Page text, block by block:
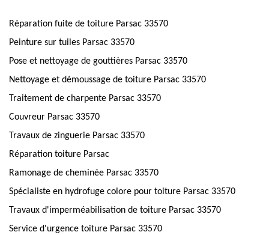
Réparation fuite de toiture Parsac 33570
Peinture sur tuiles Parsac 33570
Pose et nettoyage de gouttières Parsac 33570
Nettoyage et démoussage de toiture Parsac 33570
Traitement de charpente Parsac 33570
Couvreur Parsac 33570
Travaux de zinguerie Parsac 33570
Réparation toiture Parsac
Ramonage de cheminée Parsac 33570
Spécialiste en hydrofuge colore pour toiture Parsac 33570
Travaux d'imperméabilisation de toiture Parsac 33570
Service d'urgence toiture Parsac 33570